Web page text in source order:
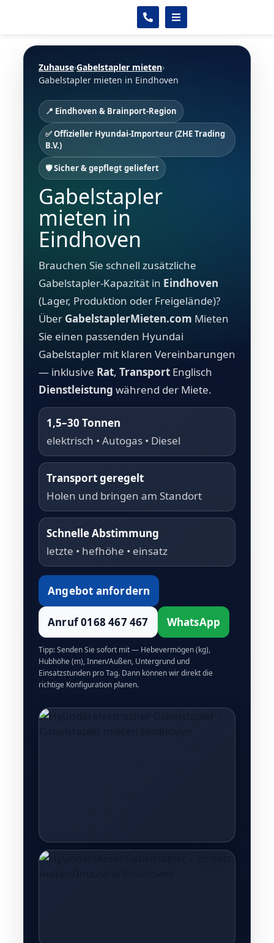
Zuhause›Gabelstapler mieten›
Gabelstapler mieten in Eindhoven
📍 Eindhoven & Brainport-Region
✅ Offizieller Hyundai-Importeur (ZHE Trading
B.V.)
🛡️ Sicher & gepflegt geliefert
Gabelstapler
mieten in
Eindhoven
Brauchen Sie schnell zusätzliche
Gabelstapler-Kapazität in Eindhoven
(Lager, Produktion oder Freigelände)?
Über GabelstaplerMieten.com Mieten
Sie einen passenden Hyundai
Gabelstapler mit klaren Vereinbarungen
— inklusive Rat, Transport Englisch
Dienstleistung während der Miete.
1,5–30 Tonnen
elektrisch • Autogas • Diesel
Transport geregelt
Holen und bringen am Standort
Schnelle Abstimmung
letzte • hefhöhe • einsatz
Angebot anfordern
Anruf 0168 467 467 WhatsApp
Tipp: Senden Sie sofort mit — Hebevermögen (kg),
Hubhöhe (m), Innen/Außen, Untergrund und
Einsatzstunden pro Tag. Dann können wir direkt die
richtige Konfiguration planen.